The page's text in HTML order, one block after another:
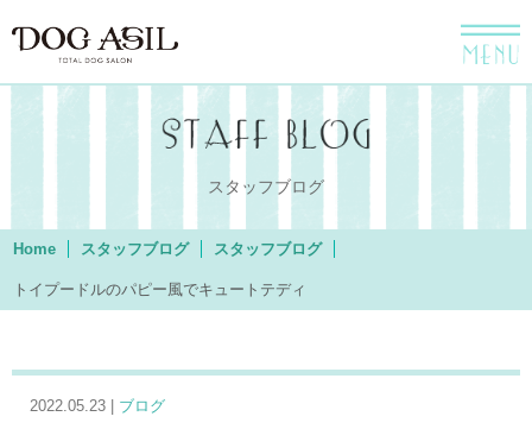
menu
スタッフブログ
Home スタッフブログ スタッフブログ
トイプードルのパピー風でキュートテディ
2022.05.23 | ブログ